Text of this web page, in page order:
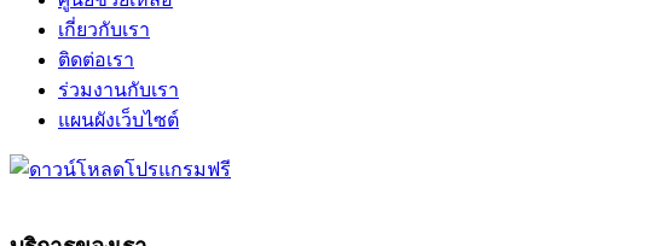
เกี่ยวกับเรา
ติดต่อเรา
ร่วมงานกับเรา
แผนผังเว็บไซต์